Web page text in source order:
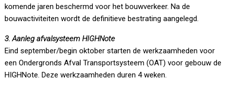
komende jaren beschermd voor het bouwverkeer. Na de
bouwactiviteiten wordt de definitieve bestrating aangelegd.
3. Aanleg afvalsysteem HIGHNote
Eind september/begin oktober starten de werkzaamheden voor
een Ondergronds Afval Transportsysteem (OAT) voor gebouw de
HIGHNote. Deze werkzaamheden duren 4 weken.